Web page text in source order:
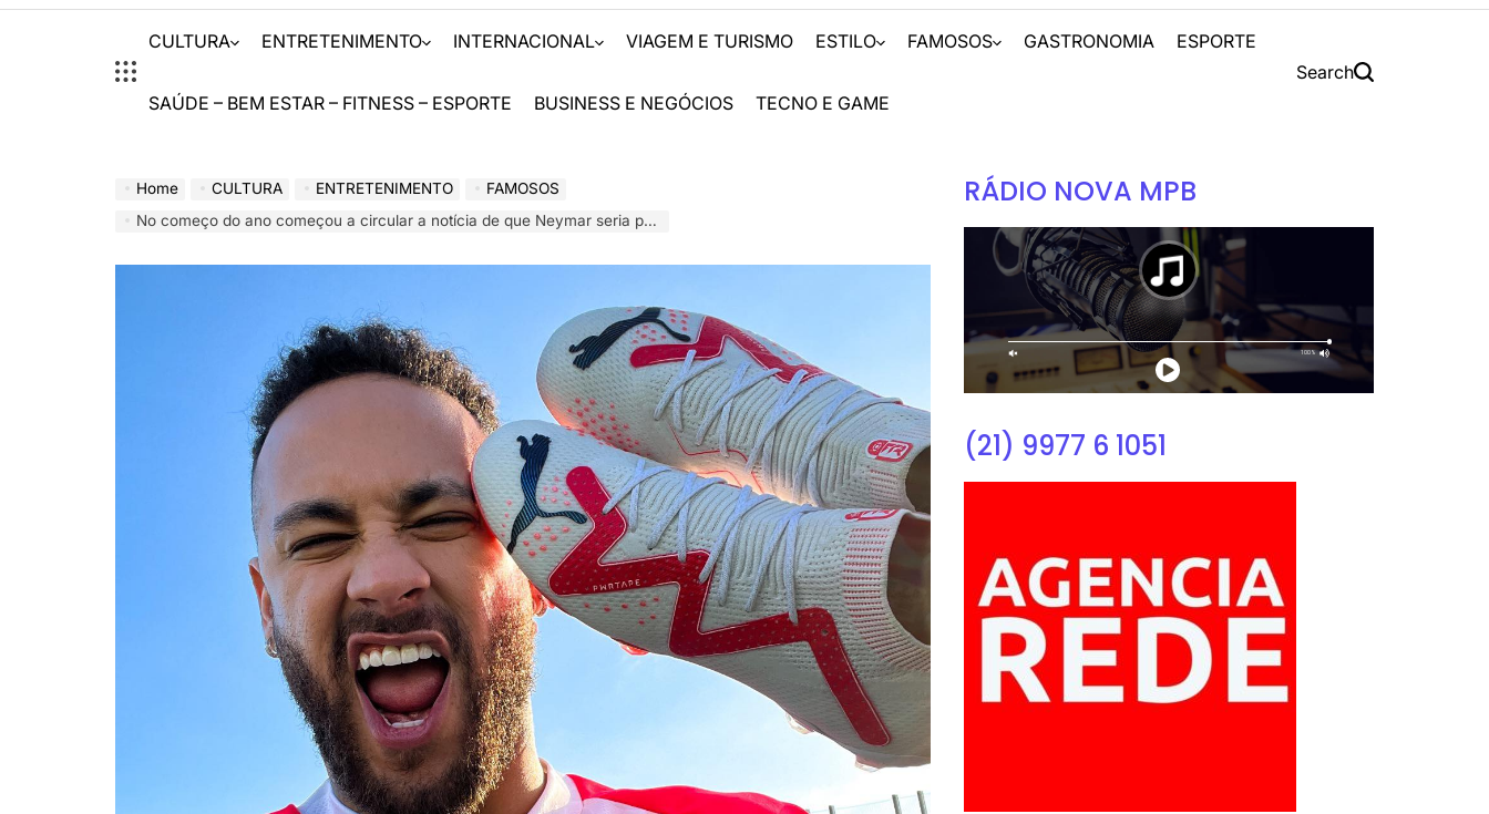
CULTURA ENTRETENIMENTO INTERNACIONAL VIAGEM E TURISMO ESTILO FAMOSOS GASTRONOMIA ESPORTE
SAÚDE – BEM ESTAR – FITNESS – ESPORTE BUSINESS E NEGÓCIOS TECNO E GAME
Search
Home CULTURA ENTRETENIMENTO
FAMOSOS
No começo do ano começou a circular a notícia de que Neymar seria pai pela terceira vez.
RÁDIO NOVA MPB
(21) 9977 6 1051